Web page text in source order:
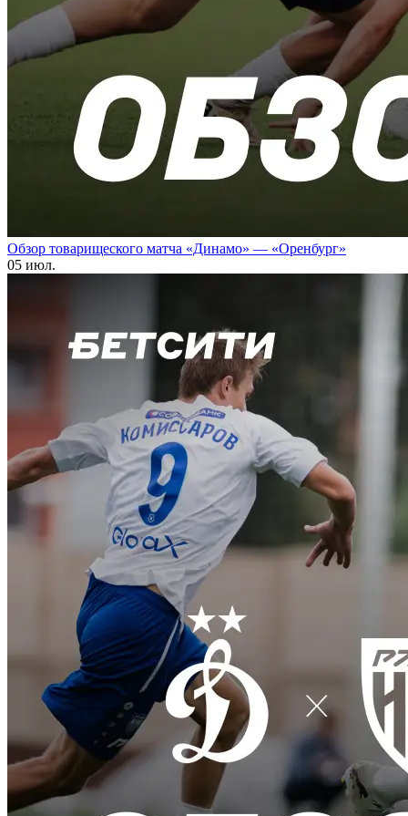
Обзор товарищеского матча «Динамо» — «Оренбург»
05 июл.